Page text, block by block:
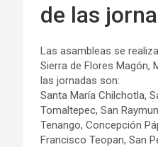
de las
Las asambleas se
Sierra de Flores Magón,
las jornadas son:
Santa María Chilchotla,
Tomaltepec, San
Tenango, Concepción
Francisco Teopan, San